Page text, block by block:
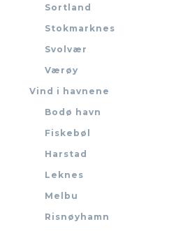
Sortland
Stokmarknes
Svolvær
Værøy
Vind i havnene
Bodø havn
Fiskebøl
Harstad
Leknes
Melbu
Risnøyhamn